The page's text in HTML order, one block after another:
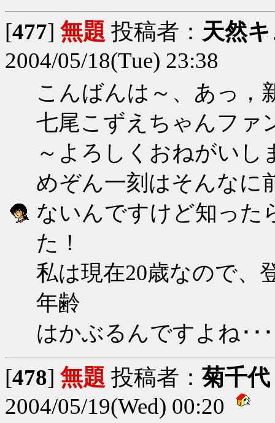
[477] 無題 投稿者： 天然
2004/05/18(Tue) 23:38
こんばんは～、あっ，
七尾こずえちゃんファ
～よろしくおねがいし
めぞん一刻はそんなに
ないんですけど知った
た！
私は現在20歳なので、
年齢
はかぶるんですよね･･･
[478] 無題 投稿者： 菊千代
2004/05/19(Wed) 00:20